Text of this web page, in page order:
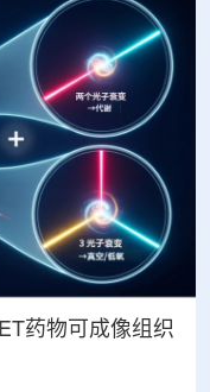
药物可成像组织